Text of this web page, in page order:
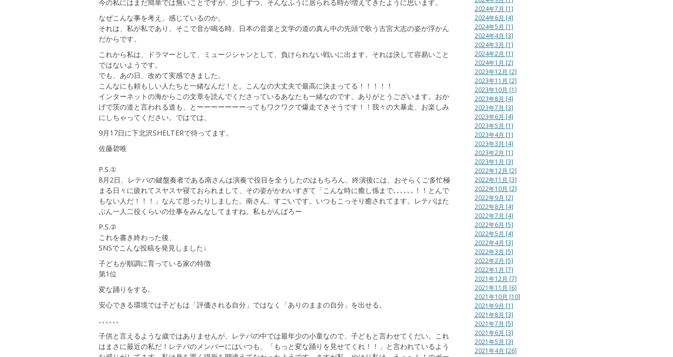
今の私にはまだ簡単では無いことですが、少しずつ、そんなふうに居られる時が増えてきたように思います。
なぜこんな事を考え、感じているのか。
それは、私が私であり、そこで音が鳴る時、日本の音楽と文学の道の真ん中の先頭で歌う古宮大志の姿が浮かん
だからです。
これから私は、ドラマーとして、ミュージシャンとして、負けられない戦いに出ます。それは決して容易いこと
ではないようです。
でも、あの日、改めて実感できました。
こんなにも頼もしい人たちと一緒なんだ！と。こんなの大丈夫で最高に決まってる！！！！！
インターネットの海からこの文章を読んでくださっているあなたも一緒なのです。ありがとうございます。おか
げで茨の道と言われる道も、とーーーーーーーってもワクワクで爆走できそうです！！我々の大暴走、お楽しみ
にしちゃってください。ではでは、
9月17日に下北沢SHELTERで待ってます。
佐藤碧唯
P.S.①
8月2日、レテパの鍵盤奏者である南さんは演奏で役目を全うしたのはもちろん、終演後には、おそらくご多忙極
まる日々に疲れてスヤスヤ寝ておられまして、その姿がかわいすぎて「こんな時に癒し係まで､､､､､､！！とんで
もない人だ！！！」なんて思ったりしました。南さん、すごいです。いつもこっそり癒されてます。レテパはた
ぶん一人二役くらいの仕事をみんなしてますね。私もがんばろー
P.S.②
これを書き終わった後、
SNSでこんな投稿を発見しました↓
子どもが順調に育っている家の特徴
第1位
変な踊りをする。
安心できる環境では子どもは「評価される自分」ではなく「ありのままの自分」を出せる。
､､､､､､
子供と言えるような歳ではありませんが、レテパの中では最年少の小童なので、子どもと言わせてくだい。これ
はまさに最近の私だ！レテパのメンバーにはいつも、「もっと変な踊りを見せてくれ！！」と言われているよう
2024年7月 [1]
2024年6月 [4]
2024年5月 [1]
2024年4月 [3]
2024年3月 [1]
2024年2月 [1]
2024年1月 [2]
2023年12月 [2]
2023年11月 [2]
2023年10月 [1]
2023年8月 [4]
2023年7月 [3]
2023年6月 [4]
2023年5月 [1]
2023年4月 [1]
2023年3月 [4]
2023年2月 [1]
2023年1月 [3]
2022年12月 [2]
2022年11月 [3]
2022年10月 [2]
2022年9月 [2]
2022年8月 [4]
2022年7月 [4]
2022年6月 [5]
2022年5月 [4]
2022年4月 [3]
2022年3月 [5]
2022年2月 [5]
2022年1月 [7]
2021年12月 [7]
2021年11月 [6]
2021年10月 [10]
2021年9月 [1]
2021年8月 [3]
2021年7月 [5]
2021年6月 [3]
2021年5月 [3]
2021年4月 [26]